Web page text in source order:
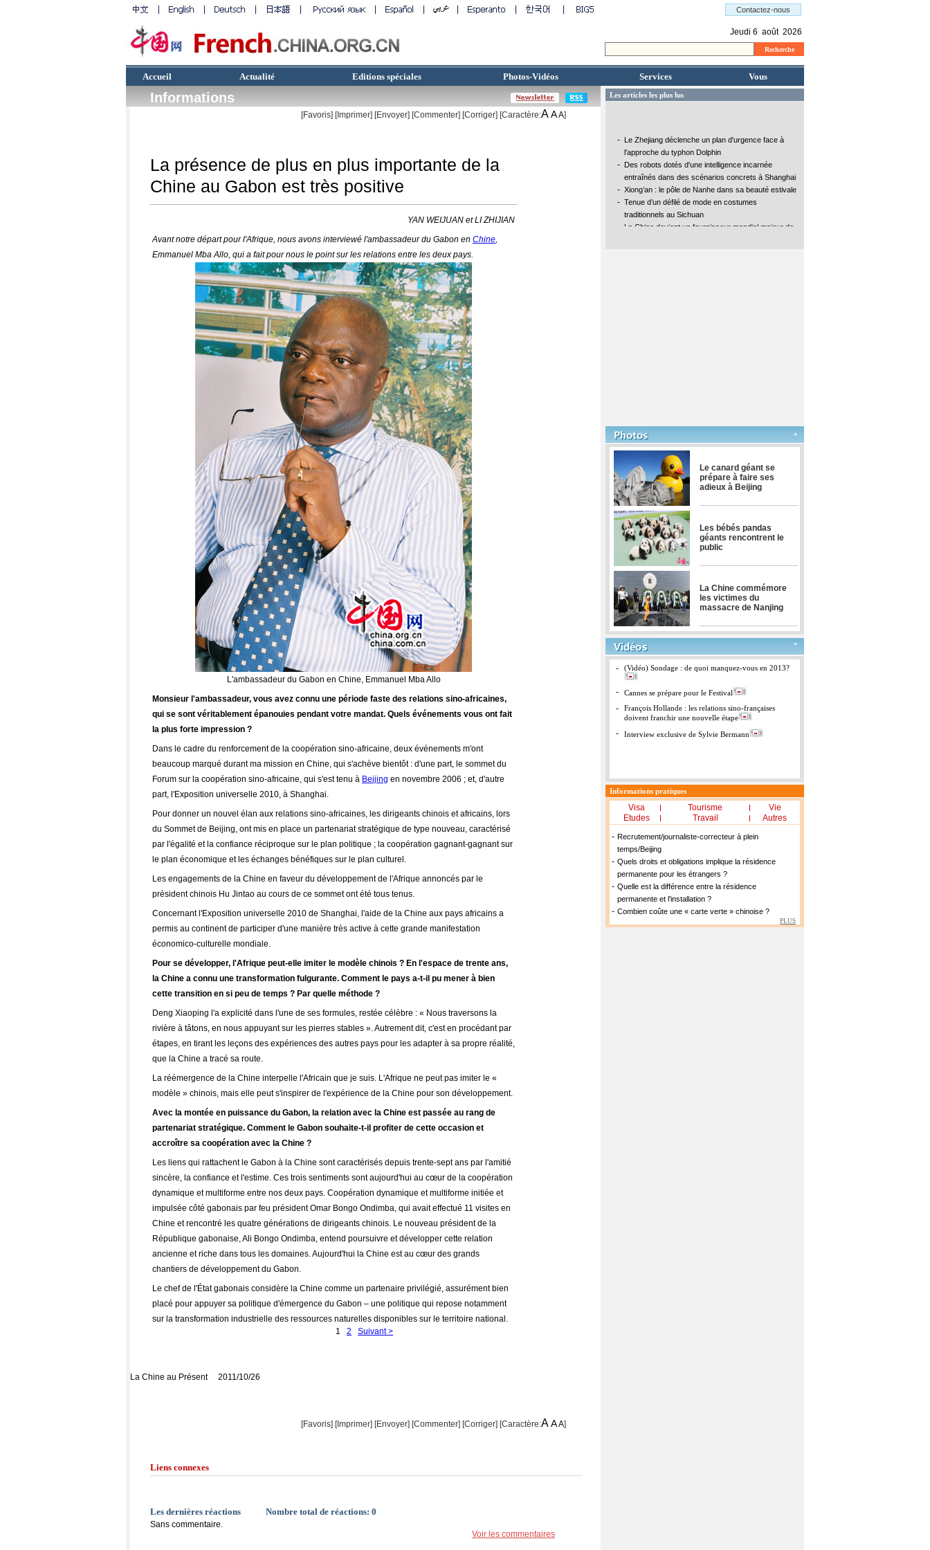
Accueil Actualité Editions spéciales Photos-Vidéos Services Vous
Informations
[Favoris] [Imprimer] [Envoyer] [Commenter] [Corriger] [Caractère:AAA]
La présence de plus en plus importante de la
Chine au Gabon est très positive
YAN WEIJUAN et LI ZHIJIAN
Avant notre départ pour l'Afrique, nous avons interviewé l'ambassadeur du Gabon en Chine,
Emmanuel Mba Allo, qui a fait pour nous le point sur les relations entre les deux pays.
L'ambassadeur du Gabon en Chine, Emmanuel Mba Allo
Monsieur l'ambassadeur, vous avez connu une période faste des relations sino-africaines,
qui se sont véritablement épanouies pendant votre mandat. Quels événements vous ont fait
la plus forte impression ?
Dans le cadre du renforcement de la coopération sino-africaine, deux événements m'ont
beaucoup marqué durant ma mission en Chine, qui s'achève bientôt : d'une part, le sommet du
Forum sur la coopération sino-africaine, qui s'est tenu à Beijing en novembre 2006 ; et, d'autre
part, l'Exposition universelle 2010, à Shanghai.
Pour donner un nouvel élan aux relations sino-africaines, les dirigeants chinois et africains, lors
du Sommet de Beijing, ont mis en place un partenariat stratégique de type nouveau, caractérisé
par l'égalité et la confiance réciproque sur le plan politique ; la coopération gagnant-gagnant sur
le plan économique et les échanges bénéfiques sur le plan culturel.
Les engagements de la Chine en faveur du développement de l'Afrique annoncés par le
président chinois Hu Jintao au cours de ce sommet ont été tous tenus.
Concernant l'Exposition universelle 2010 de Shanghai, l'aide de la Chine aux pays africains a
permis au continent de participer d'une manière très active à cette grande manifestation
économico-culturelle mondiale.
Pour se développer, l'Afrique peut-elle imiter le modèle chinois ? En l'espace de trente ans,
la Chine a connu une transformation fulgurante. Comment le pays a-t-il pu mener à bien
cette transition en si peu de temps ? Par quelle méthode ?
Deng Xiaoping l'a explicité dans l'une de ses formules, restée célèbre : « Nous traversons la
rivière à tâtons, en nous appuyant sur les pierres stables ». Autrement dit, c'est en procédant par
étapes, en tirant les leçons des expériences des autres pays pour les adapter à sa propre réalité,
que la Chine a tracé sa route.
La réémergence de la Chine interpelle l'Africain que je suis. L'Afrique ne peut pas imiter le «
modèle » chinois, mais elle peut s'inspirer de l'expérience de la Chine pour son développement.
Avec la montée en puissance du Gabon, la relation avec la Chine est passée au rang de
partenariat stratégique. Comment le Gabon souhaite-t-il profiter de cette occasion et
accroître sa coopération avec la Chine ?
Les liens qui rattachent le Gabon à la Chine sont caractérisés depuis trente-sept ans par l'amitié
sincère, la confiance et l'estime. Ces trois sentiments sont aujourd'hui au cœur de la coopération
dynamique et multiforme entre nos deux pays. Coopération dynamique et multiforme initiée et
impulsée côté gabonais par feu président Omar Bongo Ondimba, qui avait effectué 11 visites en
Chine et rencontré les quatre générations de dirigeants chinois. Le nouveau président de la
République gabonaise, Ali Bongo Ondimba, entend poursuivre et développer cette relation
ancienne et riche dans tous les domaines. Aujourd'hui la Chine est au cœur des grands
chantiers de développement du Gabon.
Le chef de l'État gabonais considère la Chine comme un partenaire privilégié, assurément bien
placé pour appuyer sa politique d'émergence du Gabon – une politique qui repose notamment
sur la transformation industrielle des ressources naturelles disponibles sur le territoire national.
1
2 Suivant >
La Chine au Présent 2011/10/26
[Favoris] [Imprimer] [Envoyer] [Commenter] [Corriger] [Caractère:AAA]
Liens connexes
Les dernières réactions Nombre total de réactions: 0
Sans commentaire.
Voir les commentaires